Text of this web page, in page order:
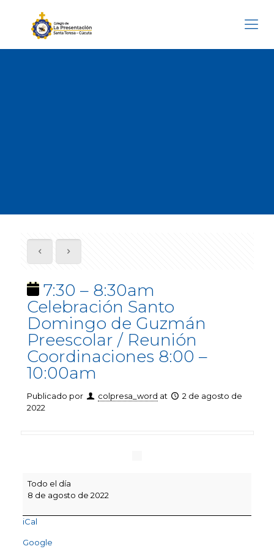
7:30 – 8:30am
Celebración Santo
Domingo de Guzmán
Preescolar / Reunión
Coordinaciones 8:00 –
10:00am
Publicado por colpresa_word at
2 de agosto de
2022
8:30am
Santo
Todo el día
8 de agosto de 2022
iCal
Google